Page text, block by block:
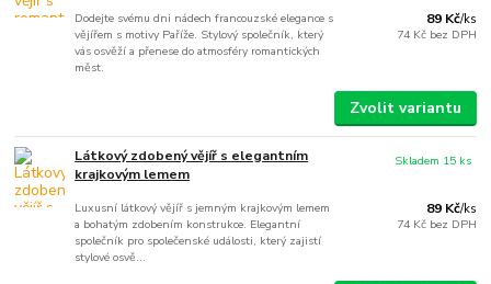
Dodejte svému dni nádech francouzské elegance s
vějířem s motivy Paříže. Stylový společník, který
vás osvěží a přenese do atmosféry romantických
měst.
89 Kč/ks
74 Kč bez DPH
Zvolit variantu
Látkový zdobený vějíř s elegantním
krajkovým lemem
Luxusní látkový vějíř s jemným krajkovým lemem
a bohatým zdobením konstrukce. Elegantní
společník pro společenské události, který zajistí
stylové osvě...
89 Kč/ks
74 Kč bez DPH
Skladem 15 ks